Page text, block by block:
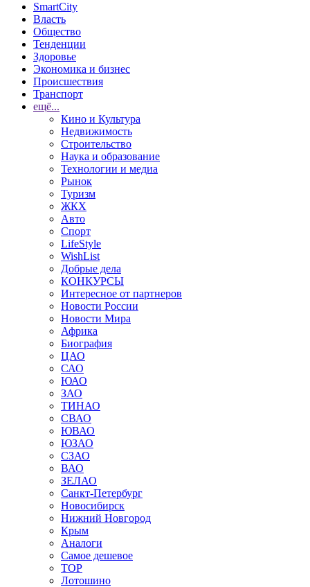
SmartCity
Власть
Общество
Тенденции
Здоровье
Экономика и бизнес
Происшествия
Транспорт
ещё...
Кино и Культура
Недвижимость
Строительство
Наука и образование
Технологии и медиа
Рынок
Туризм
ЖКХ
Авто
Спорт
LifeStyle
WishList
Добрые дела
КОНКУРСЫ
Интересное от партнеров
Новости России
Новости Мира
Африка
Биография
ЦАО
САО
ЮАО
ЗАО
ТИНАО
СВАО
ЮВАО
ЮЗАО
СЗАО
ВАО
ЗЕЛАО
Санкт-Петербург
Новосибирск
Нижний Новгород
Крым
Аналоги
Самое дешевое
TOP
Лотошино